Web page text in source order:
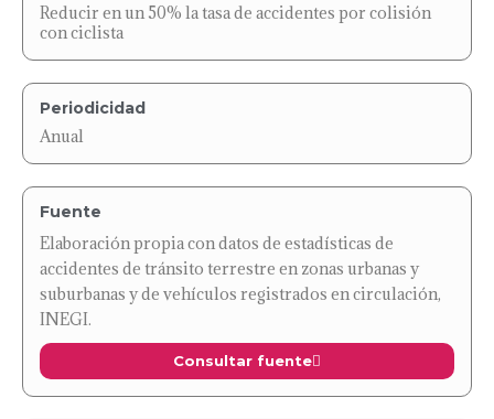
Reducir en un 50% la tasa de accidentes por colisión
con ciclista
Periodicidad
Anual
Fuente
Elaboración propia con datos de estadísticas de
accidentes de tránsito terrestre en zonas urbanas y
suburbanas y de vehículos registrados en circulación,
INEGI.
Consultar fuente